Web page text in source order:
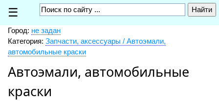
☰
Город: не задан
Категория: Запчасти, аксессуары / Автоэмали,
автомобильные краски
Автоэмали, автомобильные
краски